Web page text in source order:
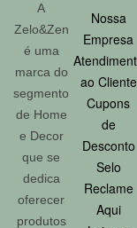
A
Zelo&Zen
é uma
marca do
segmento
de Home
e Decor
que se
dedica
oferecer
produtos
Nossa
Empresa
ao Cliente
Cupons
de
Desconto
Selo
Reclame
Aqui